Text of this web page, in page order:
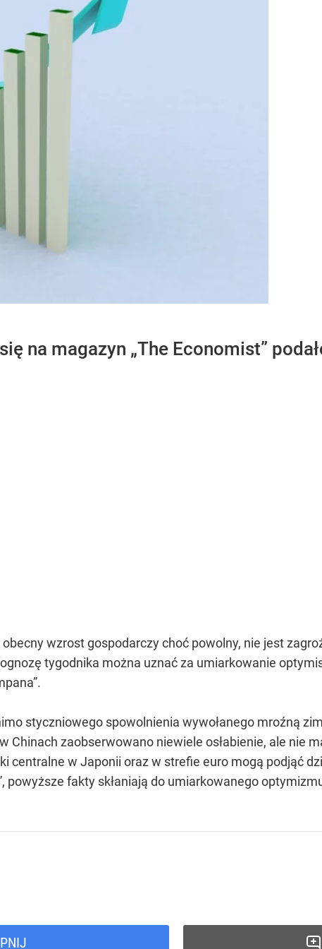
na magazyn „The Economist”
obecny wzrost gospodarczy choć powolny, nie jest
tygodnika można uznać za umiarkowanie
styczniowego spowolnienia wywołanego mroźną
Chinach zaobserwowano niewiele osłabienie, ale nie
centralne w Japonii oraz w strefie euro mogą podjąć
powyższe fakty skłaniają do umiarkowanego